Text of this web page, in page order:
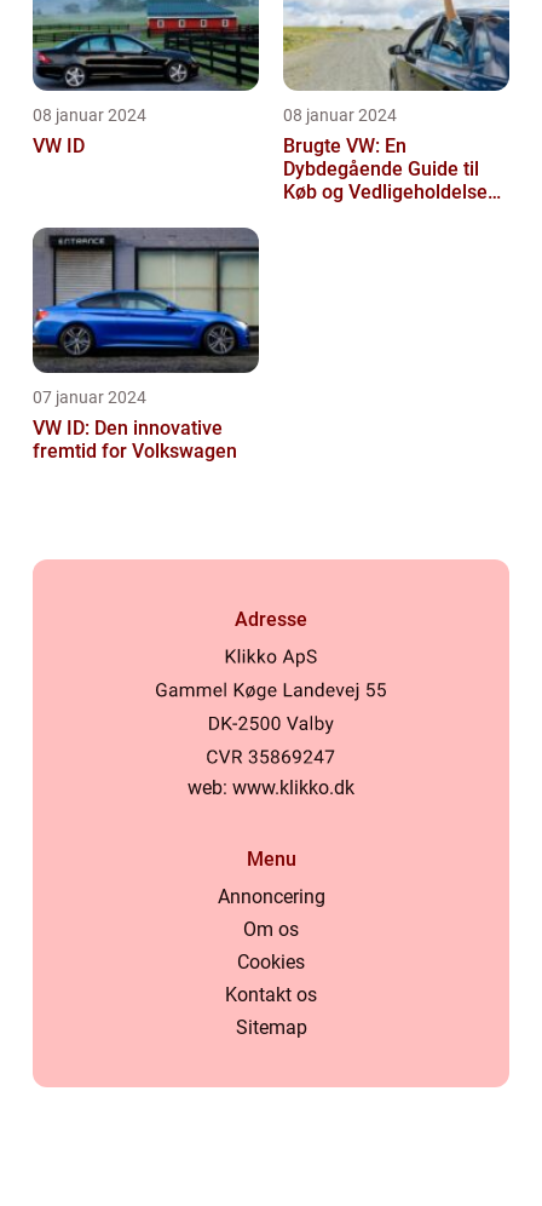
08 januar 2024
VW ID
08 januar 2024
Brugte VW: En
Dybdegående Guide til
Køb og Vedligeholdelse
07 januar 2024
VW ID: Den innovative
fremtid for Volkswagen
Adresse
web: www.klikko.dk
Menu
Annoncering
Om os
Cookies
Kontakt os
Sitemap